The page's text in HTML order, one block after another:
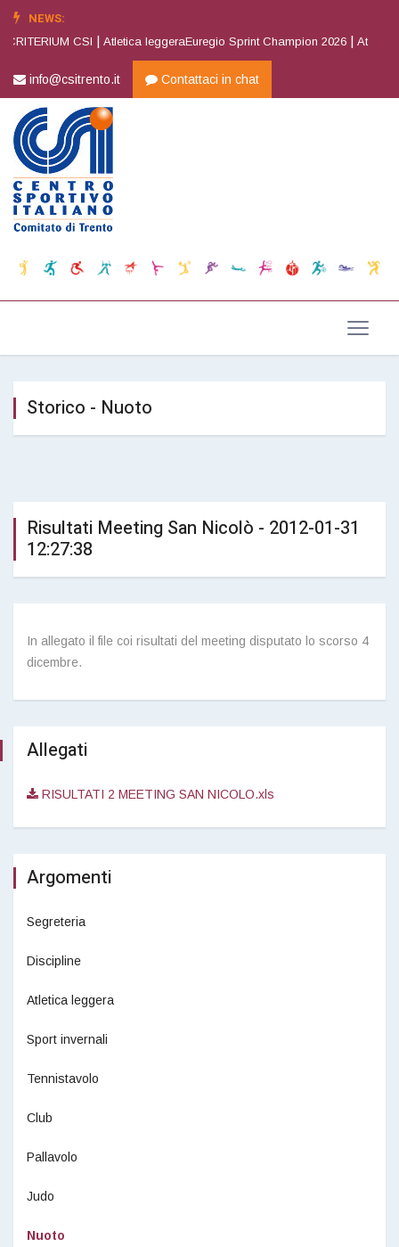
NEWS:
CSI |Atletica leggeraEuregio Sprint Champion 2026 |Atletica
info@csitrento.it Contattaci in chat
Storico - Nuoto
Risultati Meeting San Nicolò - 2012-01-31
12:27:38
In allegato il file coi risultati del meeting disputato lo scorso 4
dicembre.
Allegati
RISULTATI 2 MEETING SAN NICOLO.xls
Argomenti
Segreteria
Discipline
Atletica leggera
Sport invernali
Tennistavolo
Club
Pallavolo
Judo
Nuoto